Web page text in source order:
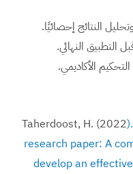
النتائج إحصائيًا.
التطبيق النهائي.
الأكاديمي.
Taherdoost, H. (2022
research paper: A
develop an